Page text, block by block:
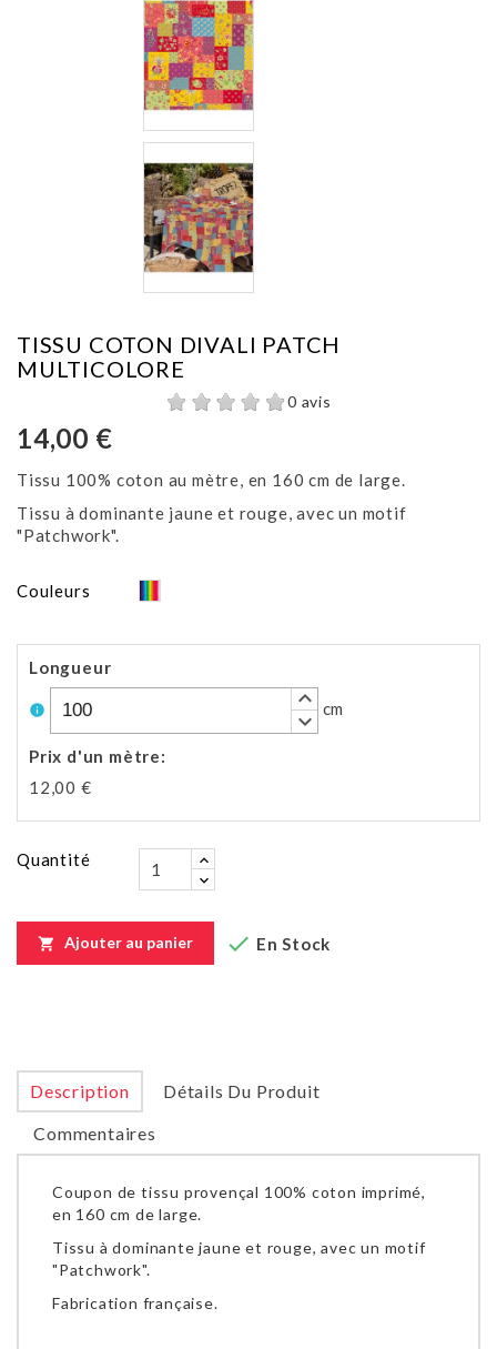
TISSU COTON DIVALI PATCH
MULTICOLORE
0 avis
14,00 €
Tissu 100% coton au mètre, en 160 cm de large.
Tissu à dominante jaune et rouge, avec un motif
"Patchwork".
Couleurs Multicolore
Longueur
info
keyboard_arrow_up
keyboard_arrow_down
cm
Prix d'un mètre:
12,00 €
Quantité
 Ajouter au panier  En Stock
Description
Détails Du Produit
Commentaires
Coupon de tissu provençal 100% coton imprimé,
en 160 cm de large.
Tissu à dominante jaune et rouge, avec un motif
"Patchwork".
Fabrication française.